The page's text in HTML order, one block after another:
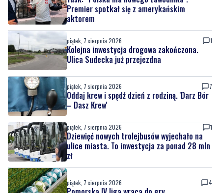
piątek, 7 sierpnia 2026
Kolejna inwestycja drogowa zakończona.
Ulica Sudecka już przejezdna
piątek, 7 sierpnia 2026
Oddaj krew i spędź dzień z rodziną. 'Darz Bór
piątek, 7 sierpnia 2026 1
Dziewięć nowych trolejbusów wyjechało na
ulice miasta. To inwestycja za ponad 28 mln
zł
piątek, 7 sierpnia 2026 4
Pomorska IV liga wraca do gry